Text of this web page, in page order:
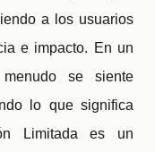
a los usuarios
e impacto. En un
se siente
lo que significa
Limitada es un